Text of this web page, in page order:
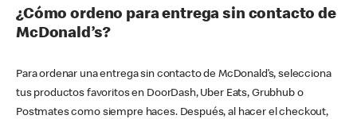
¿Cómo ordeno para entrega sin contacto de
McDonald’s?
Para ordenar una entrega sin contacto de McDonald’s, selecciona
tus productos favoritos en DoorDash, Uber Eats, Grubhub o
Postmates como siempre haces. Después, al hacer el checkout,